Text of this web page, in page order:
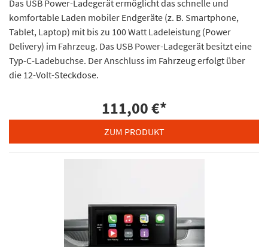
Das USB Power-Ladegerät ermöglicht das schnelle und
komfortable Laden mobiler Endgeräte (z. B. Smartphone,
Tablet, Laptop) mit bis zu 100 Watt Ladeleistung (Power
Delivery) im Fahrzeug. Das USB Power-Ladegerät besitzt eine
Typ-C-Ladebuchse. Der Anschluss im Fahrzeug erfolgt über
die 12-Volt-Steckdose.
111,00 €*
ZUM PRODUKT